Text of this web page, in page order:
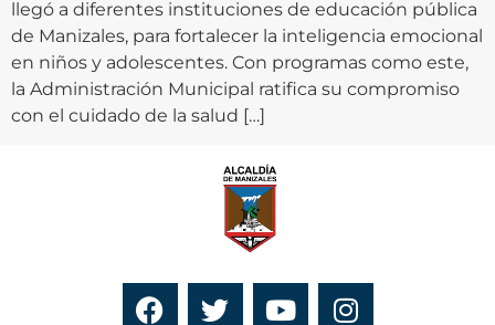
llegó a diferentes instituciones de educación pública
de Manizales, para fortalecer la inteligencia emocional
en niños y adolescentes. Con programas como este,
la Administración Municipal ratifica su compromiso
con el cuidado de la salud […]